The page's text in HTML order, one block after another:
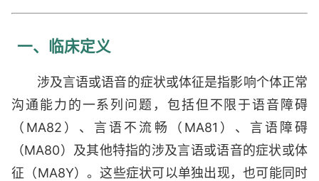
一、临床定义
涉及言语或语音的症状或体征是指影响个体正常
沟通能力的一系列问题，包括但不限于语音障碍
（MA82）、言语不流畅（MA81）、言语障碍
（MA80）及其他特指的涉及言语或语音的症状或体
征（MA8Y）。这些症状可以单独出现，也可能同时